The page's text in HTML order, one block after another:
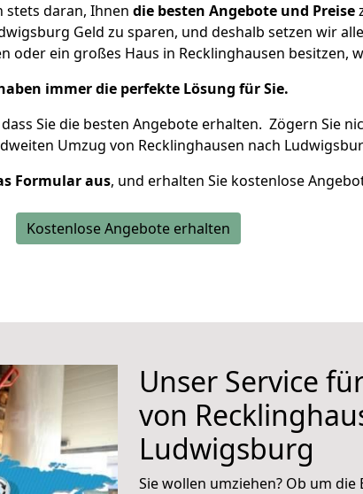
stets daran, Ihnen die besten Angebote und Preise
Geld zu sparen, und deshalb setzen wir
oder ein großes Haus in Recklinghausen besitzen,
immer die perfekte Lösung für Sie.
Sie die besten Angebote erhalten. Zögern Sie
Umzug von Recklinghausen nach
Formular aus, und erhalten Sie kostenlose
Kostenlose Angebote erhalten
Unser Service
von
Ludwigsburg
Sie wollen umziehen? Ob um